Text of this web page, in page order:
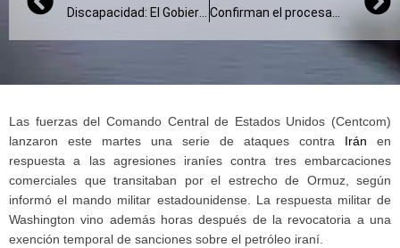
Discapacidad: El Gobierno deja sin respuesta más de 200 mil pedidos para acceder a una pensión Confirman el procesamiento de Fein, con calificación más leve
Las fuerzas del Comando Central de Estados Unidos (Centcom)
lanzaron este martes una serie de ataques contra Irán en
respuesta a las agresiones iraníes contra tres embarcaciones
comerciales que transitaban por el estrecho de Ormuz, según
informó el mando militar estadounidense. La respuesta militar de
Washington vino además horas después de la revocatoria a una
exención temporal de sanciones sobre el petróleo iraní.